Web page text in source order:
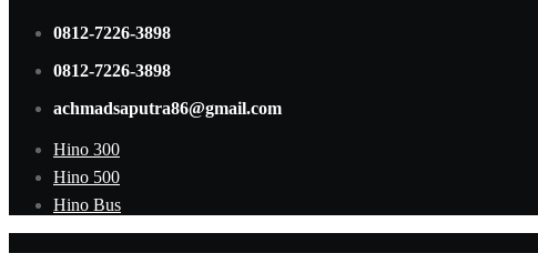
0812-7226-3898
0812-7226-3898
achmadsaputra86@gmail.com
Hino 300
Hino 500
Hino Bus